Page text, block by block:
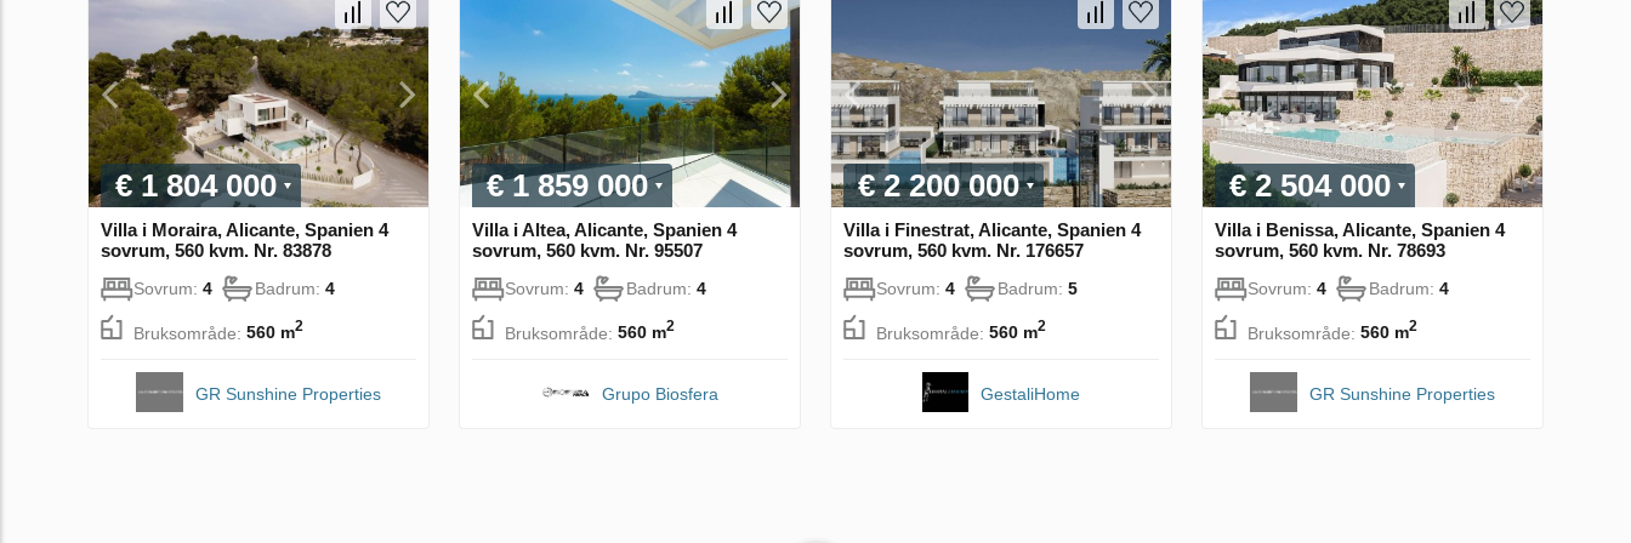
€ 1 804 000
Villa i Moraira, Alicante, Spanien 4
sovrum, 560 kvm. Nr. 83878
Sovrum: 4 Badrum: 4
Bruksområde: 560 m2
GR Sunshine Properties
€ 1 859 000
Villa i Altea, Alicante, Spanien 4
sovrum, 560 kvm. Nr. 95507
Sovrum: 4 Badrum: 4
Bruksområde: 560 m2
Grupo Biosfera
€ 2 200 000
Villa i Finestrat, Alicante, Spanien 4
sovrum, 560 kvm. Nr. 176657
Sovrum: 4 Badrum: 5
Bruksområde: 560 m2
GestaliHome
€ 2 504 000
Villa i Benissa, Alicante, Spanien 4
sovrum, 560 kvm. Nr. 78693
Sovrum: 4 Badrum: 4
Bruksområde: 560 m2
GR Sunshine Properties